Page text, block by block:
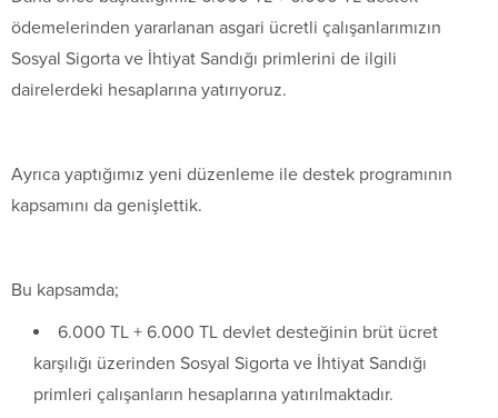
ödemelerinden yararlanan asgari ücretli çalışanlarımızın
Sosyal Sigorta ve İhtiyat Sandığı primlerini de ilgili
dairelerdeki hesaplarına yatırıyoruz.
Ayrıca yaptığımız yeni düzenleme ile destek programının
kapsamını da genişlettik.
Bu kapsamda;
6.000 TL + 6.000 TL devlet desteğinin brüt ücret
karşılığı üzerinden Sosyal Sigorta ve İhtiyat Sandığı
primleri çalışanların hesaplarına yatırılmaktadır.